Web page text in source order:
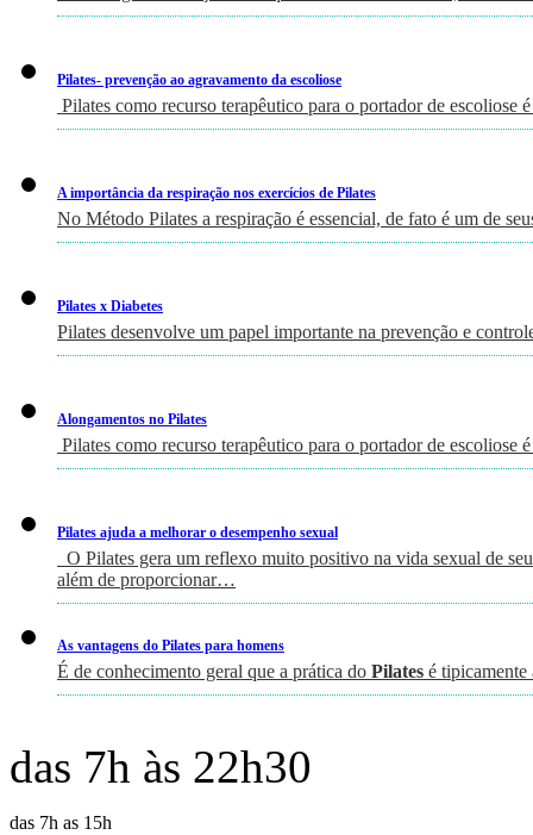
Pilates- prevenção ao agravamento da escoliose
Pilates como recurso terapêutico para o portador de
A importância da respiração nos exercícios de Pilates
No Método Pilates a respiração é essencial, de fato é um de
Pilates x Diabetes
Pilates desenvolve um papel importante na prevenção e
Alongamentos no Pilates
Pilates como recurso terapêutico para o portador de
Pilates ajuda a melhorar o desempenho sexual
O Pilates gera um reflexo muito positivo na vida sexual de
além de proporcionar…
As vantagens do Pilates para homens
É de conhecimento geral que a prática do Pilates é
das 7h às 22h30
das 7h as 15h